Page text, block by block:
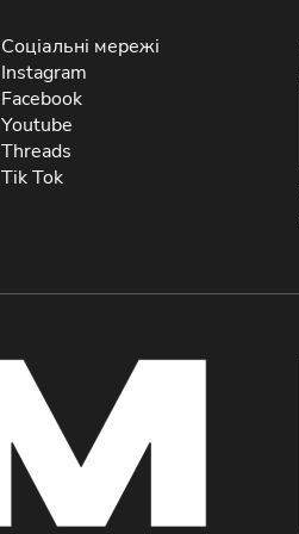
Соціальні мережі
Instagram
Facebook
Youtube
Threads
Tik Tok